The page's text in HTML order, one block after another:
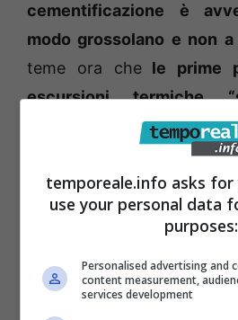
cementificazione è
modo grossolano e non a
teme ora chele prime
escursioni termiche
cemento gettatodurante
campagna elettorale e
nuovo il fono delle due
temporeale.info asks
use your personal data
purposes:
Personalised advertising and
content measurement,
services development